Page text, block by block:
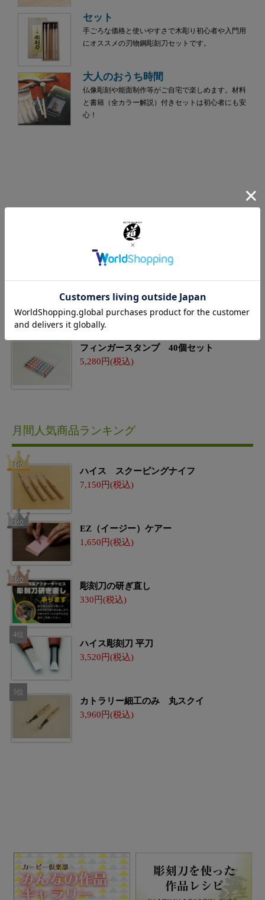
セット
手ごろな価格と使いやすさで木彫り初心者や入門用
にオススメの刃物鋼彫刻刀セットです。
大人のおうち時間
仏像彫刻や能面制作等がご自宅で楽しめます。材料
と書籍（全カラー解説）付きセットは初心者にも安
心！
フィンガースタンプ 40個セット
5,280
月間人気商品ランキング
ハイス スクーピングナイフ
7,150
EZ（イージー）ケアー
1,650
彫刻刀の研ぎ直し
330
ハイス彫刻刀 平刀
3,520
カトラリー細工のみ 丸スクイ
3,960